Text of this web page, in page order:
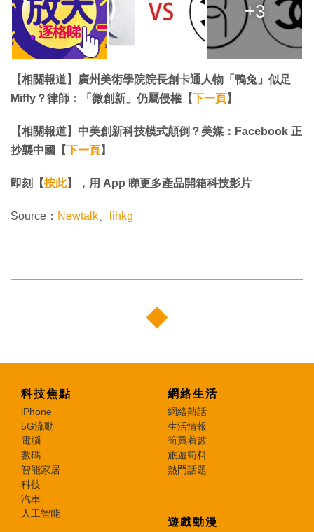
+3
【相關報道】廣州美術學院院長創卡通人物「鴨兔」似足
Miffy？律師：「微創新」仍屬侵權【下一頁】
【相關報道】中美創新科技模式顛倒？美媒：Facebook 正
抄襲中國【下一頁】
即刻【按此】，用 App 睇更多產品開箱科技影片
Source： Newtalk lihkg
科技焦點
iPhone
5G流動
電腦
數碼
智能家居
科技
汽車
人工智能
網絡生活
網絡熱話
生活情報
筍買着數
旅遊筍料
熱門話題
遊戲動漫